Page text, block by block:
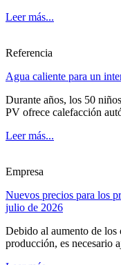
Leer más...
Referencia
Agua caliente para un
Durante años, los 50
PV ofrece calefacción
Leer más...
Empresa
Nuevos precios para los
julio de 2026
Debido al aumento de los
producción, es necesario